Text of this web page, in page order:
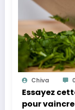
Chiva
Essayez
pour